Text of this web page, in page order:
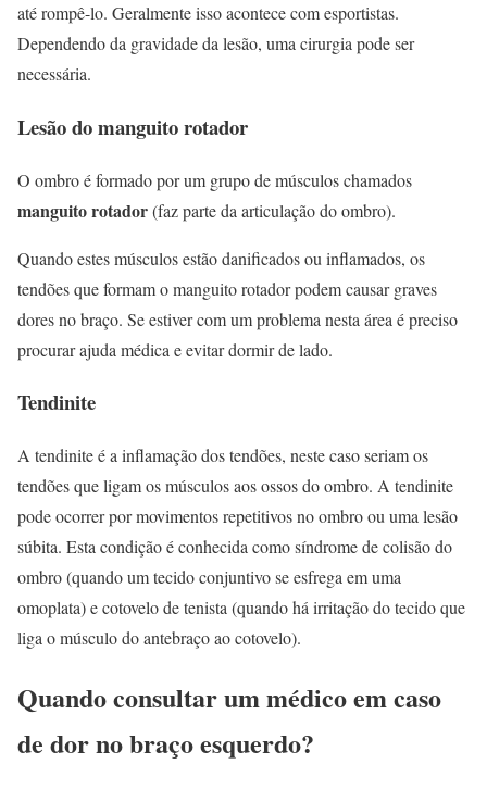
até rompê-lo. Geralmente isso acontece com esportistas.
Dependendo da gravidade da lesão, uma cirurgia pode ser
necessária.
Lesão do manguito rotador
O ombro é formado por um grupo de músculos chamados
manguito rotador(faz parte da articulação do ombro).
Quando estes músculos estão danificados ou inflamados, os
tendões que formam o manguito rotador podem causar graves
dores no braço. Se estiver com um problema nesta área é preciso
procurar ajuda médica e evitar dormir de lado.
Tendinite
A tendinite é a inflamação dos tendões, neste caso seriam os
tendões que ligam os músculos aos ossos do ombro. A tendinite
pode ocorrer por movimentos repetitivos no ombro ou uma lesão
súbita. Esta condição é conhecida como síndrome de colisão do
ombro (quando um tecido conjuntivo se esfrega em uma
omoplata) e cotovelo de tenista (quando há irritação do tecido que
liga o músculo do antebraço ao cotovelo).
Quando consultar um médico em caso
de dor no braço esquerdo?